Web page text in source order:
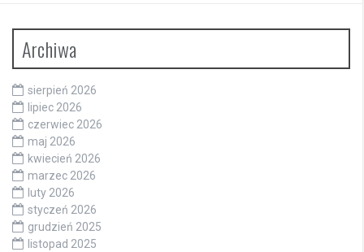
Archiwa
sierpień 2026
lipiec 2026
czerwiec 2026
maj 2026
kwiecień 2026
marzec 2026
luty 2026
styczeń 2026
grudzień 2025
listopad 2025